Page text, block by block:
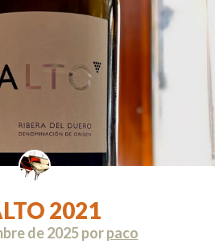
2021
de 2025porpaco